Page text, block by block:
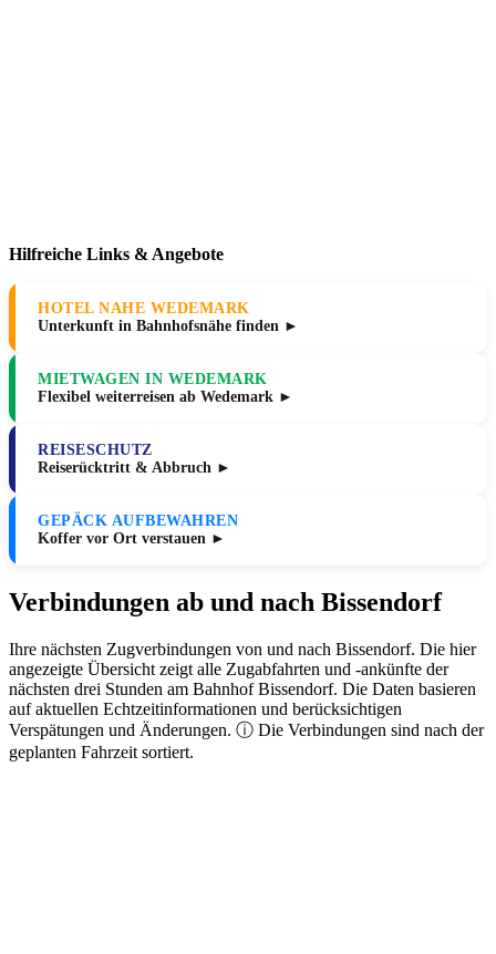
Hilfreiche Links & Angebote
HOTEL NAHE WEDEMARK
Unterkunft in Bahnhofsnähe finden ►
MIETWAGEN IN WEDEMARK
Flexibel weiterreisen ab Wedemark ►
REISESCHUTZ
Reiserücktritt & Abbruch ►
GEPÄCK AUFBEWAHREN
Koffer vor Ort verstauen ►
Verbindungen ab und nach Bissendorf
Ihre nächsten Zugverbindungen von und nach Bissendorf. Die hier
angezeigte Übersicht zeigt alle Zugabfahrten und -ankünfte der
nächsten drei Stunden am Bahnhof Bissendorf. Die Daten basieren
auf aktuellen Echtzeitinformationen und berücksichtigen
Verspätungen und Änderungen. ⓘ Die Verbindungen sind nach der
geplanten Fahrzeit sortiert.